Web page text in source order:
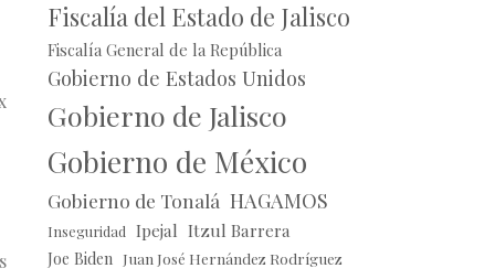
Fiscalía del Estado de Jalisco
Fiscalía General de la República
Gobierno de Estados Unidos
Gobierno de Jalisco
Gobierno de México
Gobierno de Tonalá HAGAMOS
Inseguridad Ipejal Itzul Barrera
Joe Biden Juan José Hernández Rodríguez